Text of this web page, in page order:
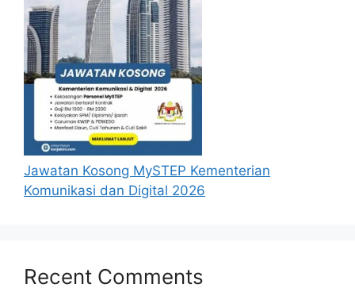
Permohonan Jawatan Kosong MQA 2026
diatas hendaklah melalui portal rasmi
MQA di
www2.mqa.gov.my/jobsmqa
pautanMohon Jawatan
disediakan dibawah. Untuk pemohon kali
pertama, anda perlu mendaftar akaun
baru terlebih dahulu.
Pemohon tidak perlu mengemukakan
salinan permohonan secara pos kepada
pihak MQA dan permohonan secara pos
tidak akan diterima.
Sebelum membuat permohonan sila
Jawatan Kosong MySTEP Kementerian
Komunikasi dan Digital 2026
Recent Comments